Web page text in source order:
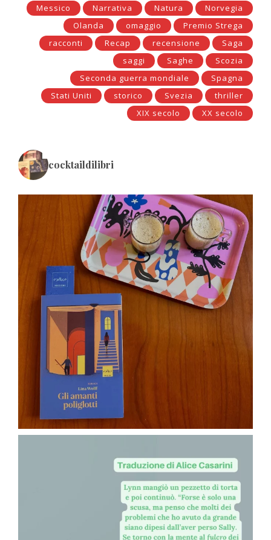
Messico
Narrativa Natura
Norvegia
Olanda
omaggio
Premio Strega
racconti
Recap recensione
Saga
saggi
Saghe
Scozia
Seconda guerra mondiale
Spagna
Stati Uniti
storico Svezia
thriller
XIX secolo
XX secolo
cocktaildilibri